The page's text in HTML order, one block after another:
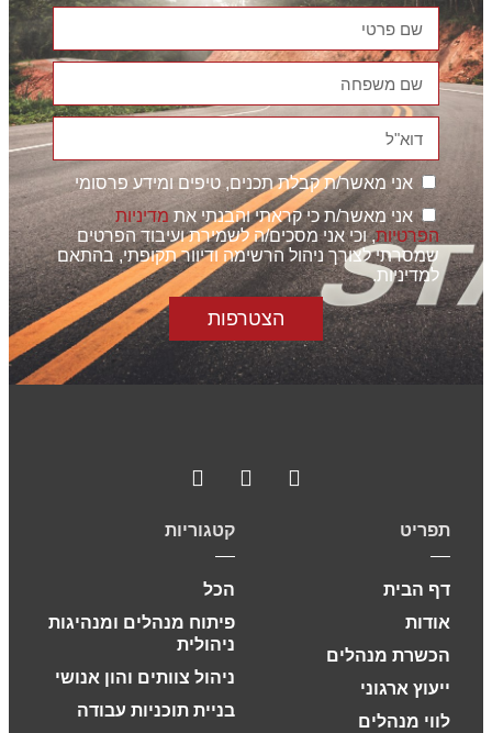
אני מאשר/ת קבלת תכנים, טיפים ומידע פרסומי
אני מאשר/ת כי קראתי והבנתי את מדיניות
הפרטיות, וכי אני מסכים/ה לשמירת ועיבוד הפרטים
שמסרתי לצורך ניהול הרשימה ודיוור תקופתי, בהתאם
למדיניות.
הצטרפות
תפריט
דף הבית
אודות
הכשרת מנהלים
ייעוץ ארגוני
לווי מנהלים
קטגוריות
הכל
פיתוח מנהלים ומנהיגות
ניהולית
ניהול צוותים והון אנושי
בניית תוכניות עבודה